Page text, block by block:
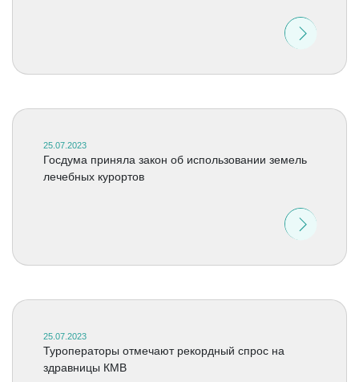
25.07.2023
Госдума приняла закон об использовании земель
лечебных курортов
25.07.2023
Туроператоры отмечают рекордный спрос на
здравницы КМВ